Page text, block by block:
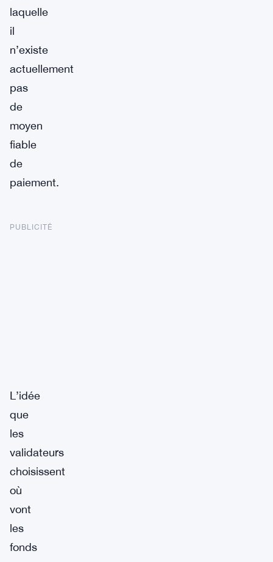
laquelle
il
n’existe
actuellement
pas
de
moyen
fiable
de
paiement.
PUBLICITÉ
L’idée
que
les
validateurs
choisissent
où
vont
les
fonds